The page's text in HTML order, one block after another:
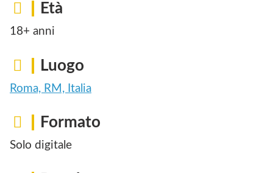
Età
18+ anni
Luogo
Roma, RM, Italia
Formato
Solo digitale